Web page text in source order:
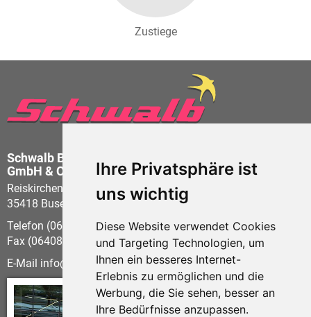
Ihre Privatsphäre ist
uns wichtig
Diese Website verwendet Cookies
und Targeting Technologien, um
Ihnen ein besseres Internet-
Erlebnis zu ermöglichen und die
Werbung, die Sie sehen, besser an
Ihre Bedürfnisse anzupassen.
Zustiege
Schwalb Busbetrieb
GmbH & Co KG
Reiskirchener Str. 21
35418 Buseck - Beuern
Telefon (06408) 60 58-0
Fax (06408) 60 58-21
E-Mail info schwalb-reisen.de